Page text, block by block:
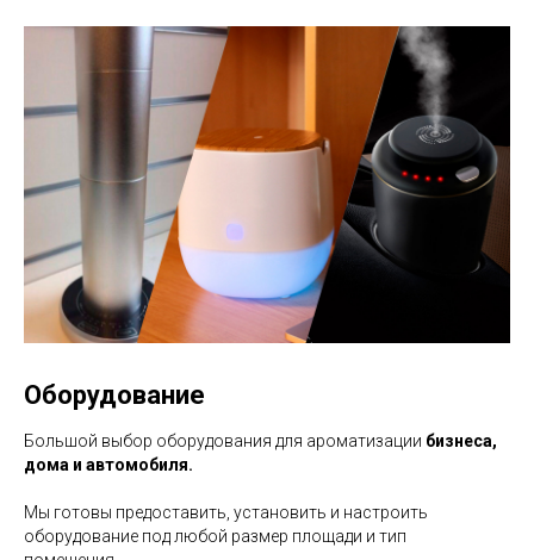
Оборудование
Большой выбор оборудования для ароматизации бизнеса,
дома и автомобиля.
Мы готовы предоставить, установить и настроить
оборудование под любой размер площади и тип